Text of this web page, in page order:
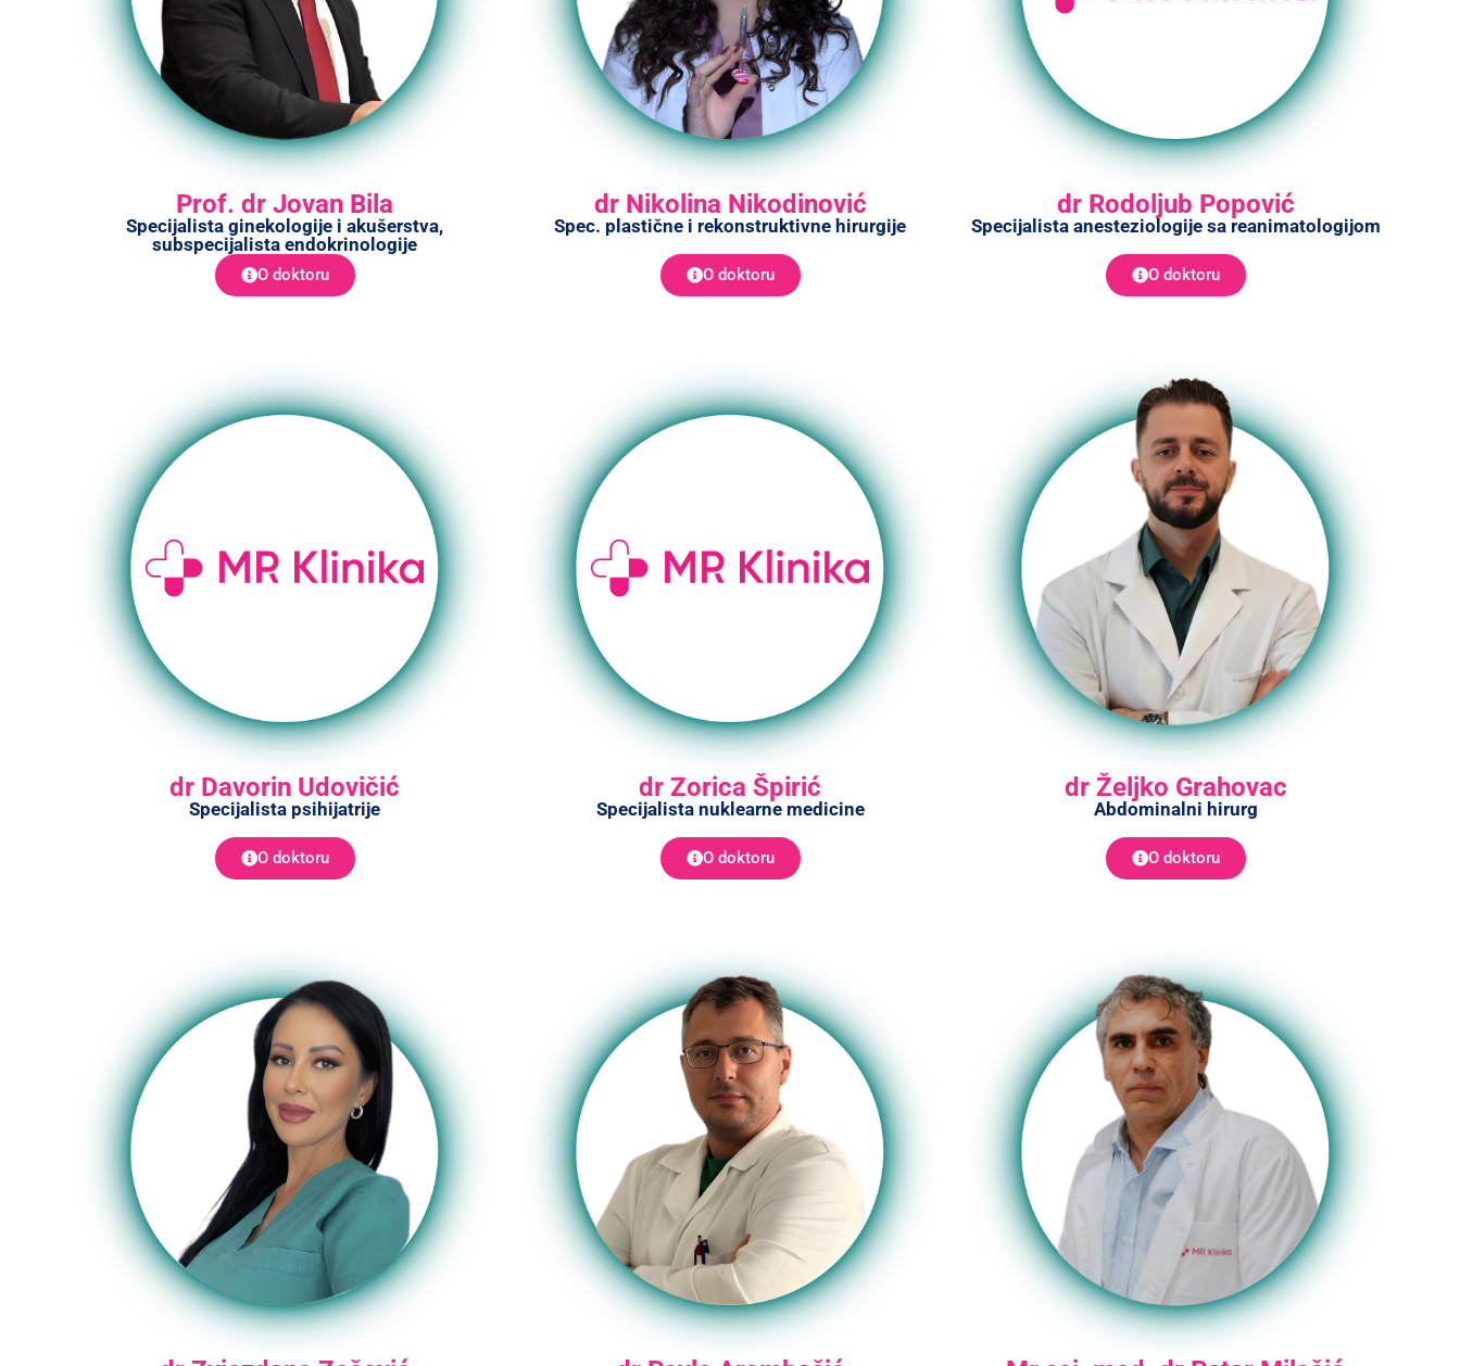
Prof. dr Jovan Bila
Specijalista ginekologije i akušerstva,
subspecijalista endokrinologije
O doktoru
dr Nikolina Nikodinović
Spec. plastične i rekonstruktivne hirurgije
O doktoru
dr Rodoljub Popović
Specijalista anesteziologije sa reanimatologijom
O doktoru
dr Davorin Udovičić
Specijalista psihijatrije
O doktoru
dr Zorica Špirić
Specijalista nuklearne medicine
O doktoru
dr Željko Grahovac
Abdominalni hirurg
O doktoru